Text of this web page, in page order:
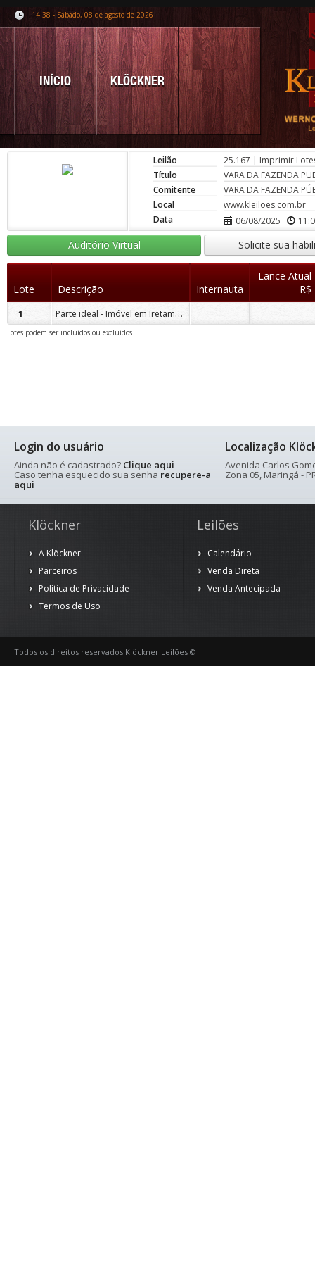
14:38 - Sábado, 08 de agosto de 2026
INÍCIO KLÖCKNER
Leilão 25.167 | Imprimir
Título
VARA DA FAZENDA
Comitente
VARA DA FAZENDA
Local
www.kleiloes.com.br
Data
06/08/2025
Auditório Virtual Solicite sua
Lote Descrição Internauta
Lance Atual
R$
1 Parte ideal - Imóvel em Iretama-PR
Lotes podem ser incluídos ou excluídos
Login do usuário
Ainda não é cadastrado? Clique aqui
Caso tenha esquecido sua senha recupere-a
aqui
Localização
Avenida Carlos
Zona 05, Maringá -
Klöckner
A Klöckner
Parceiros
Política de Privacidade
Termos de Uso
Leilões
Calendário
Venda Direta
Venda Antecipada
Todos os direitos reservados Klöckner Leilões ©